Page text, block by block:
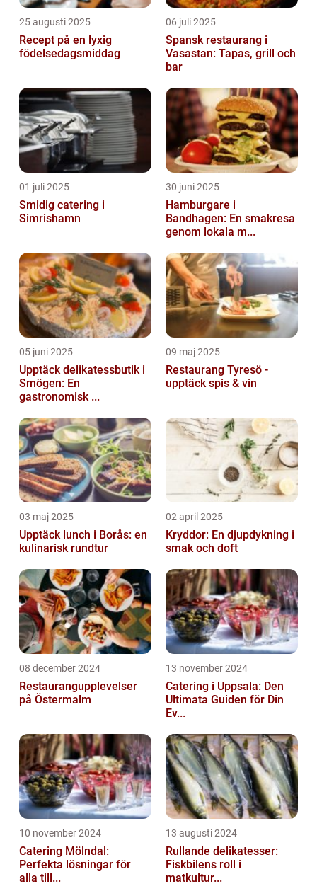
25 augusti 2025
Recept på en lyxig
födelsedagsmiddag
06 juli 2025
Spansk restaurang i
Vasastan: Tapas, grill och
bar
01 juli 2025
Smidig catering i
Simrishamn
30 juni 2025
Hamburgare i
Bandhagen: En smakresa
genom lokala m...
05 juni 2025
Upptäck delikatessbutik i
Smögen: En
gastronomisk ...
09 maj 2025
Restaurang Tyresö -
upptäck spis & vin
03 maj 2025
Upptäck lunch i Borås: en
kulinarisk rundtur
02 april 2025
Kryddor: En djupdykning i
smak och doft
08 december 2024
Restaurangupplevelser
på Östermalm
13 november 2024
Catering i Uppsala: Den
Ultimata Guiden för Din
Ev...
10 november 2024
Catering Mölndal:
Perfekta lösningar för
alla till...
13 augusti 2024
Rullande delikatesser:
Fiskbilens roll i
matkultur...